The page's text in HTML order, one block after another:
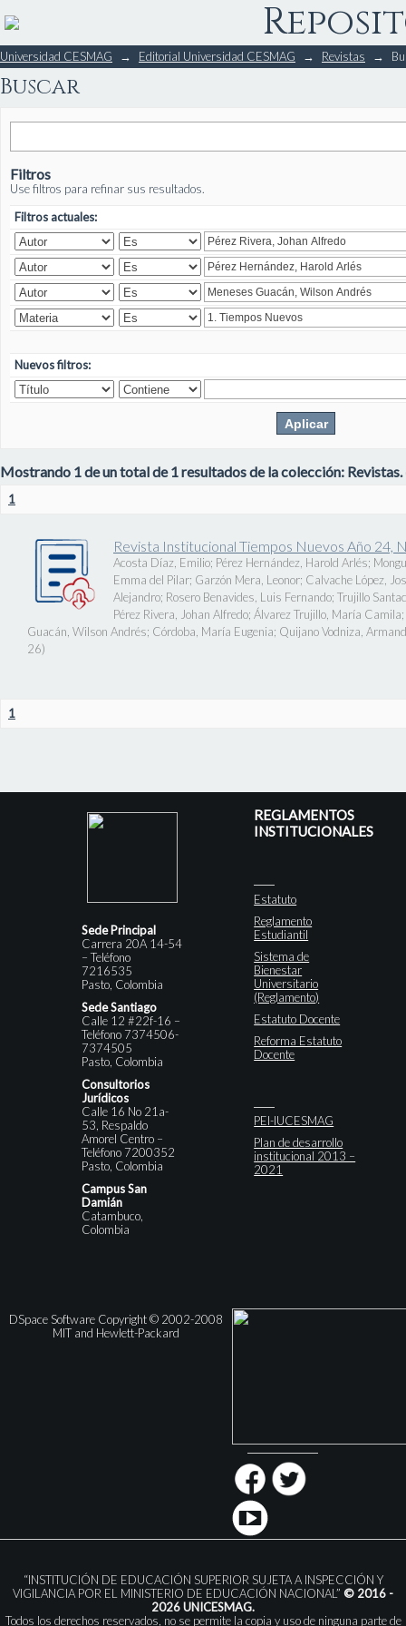
Buscar
Universidad CESMAG → Editorial Universidad CESMAG → Revistas →
Buscar
Filtros
Use filtros para refinar sus resultados.
Filtros actuales:
Nuevos filtros:
Mostrando 1 de un total de 1 resultados de la colección: Revistas.
1
Revista Institucional Tiempos Nuevos Año 24,
Acosta Díaz, Emilio; Pérez Hernández, Harold Arlés;
Emma del Pilar; Garzón Mera, Leonor; Calvache López,
Alejandro; Rosero Benavides, Luis Fernando; Trujillo
Pérez Rivera, Johan Alfredo; Álvarez Trujillo, María Camila;
Guacán, Wilson Andrés; Córdoba, María Eugenia; Quijano Vodniza,
26)
1
Sede Principal
Carrera 20A 14-54
– Teléfono
7216535
Pasto, Colombia
Sede Santiago
Calle 12 #22f-16 –
Teléfono 7374506-
7374505
Pasto, Colombia
Consultorios
Jurídicos
Calle 16 No 21a-
53, Respaldo
Amorel Centro –
Teléfono 7200352
Pasto, Colombia
Campus San
Damián
Catambuco,
Colombia
REGLAMENTOS
INSTITUCIONALES
Estatuto
Reglamento
Estudiantil
Sistema de
Bienestar
Universitario
(Reglamento)
Estatuto Docente
Reforma Estatuto
Docente
PEI-IUCESMAG
Plan de desarrollo
institucional 2013 –
2021
DSpace Software Copyright © 2002-2008
MIT and Hewlett-Packard
“INSTITUCIÓN DE EDUCACIÓN SUPERIOR SUJETA A INSPECCIÓN Y
VIGILANCIA POR EL MINISTERIO DE EDUCACIÓN NACIONAL” © 2016 -
2026 UNICESMAG.
Todos los derechos reservados, no se permite la copia y uso de ninguna parte de